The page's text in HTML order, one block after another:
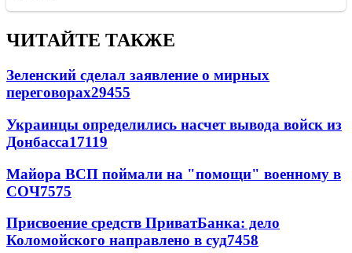
ЧИТАЙТЕ ТАКЖЕ
Зеленский сделал заявление о мирных
переговорах29455
Украинцы определились насчет вывода войск из
Донбасса17119
Майора ВСП поймали на "помощи" военному в
СОЧ7575
Присвоение средств ПриватБанка: дело
Коломойского направлено в суд7458